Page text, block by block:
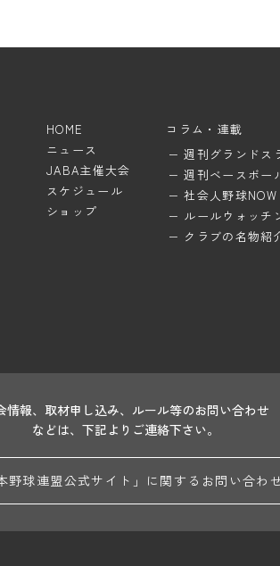
HOME
ニュース
JABA主催大会
スケジュール
ショップ
コラム・連載
週刊グランドス
週刊ベースボー
社会人野球NOW
ルールウォッチ
クラブの名物紹
情報、取材申し込み、ルール等のお問い合わせ
などは、下記よりご連絡下さい。
野球連盟公式サイト」に関する お問い合わ